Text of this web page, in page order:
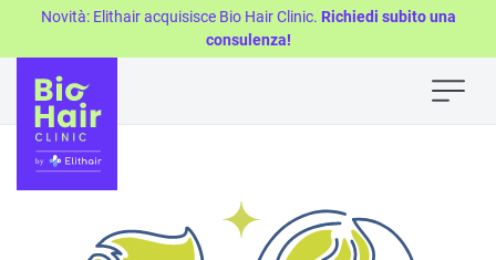
Novità: Elithair acquisisce Bio Hair Clinic. Richiedi subito una
consulenza!